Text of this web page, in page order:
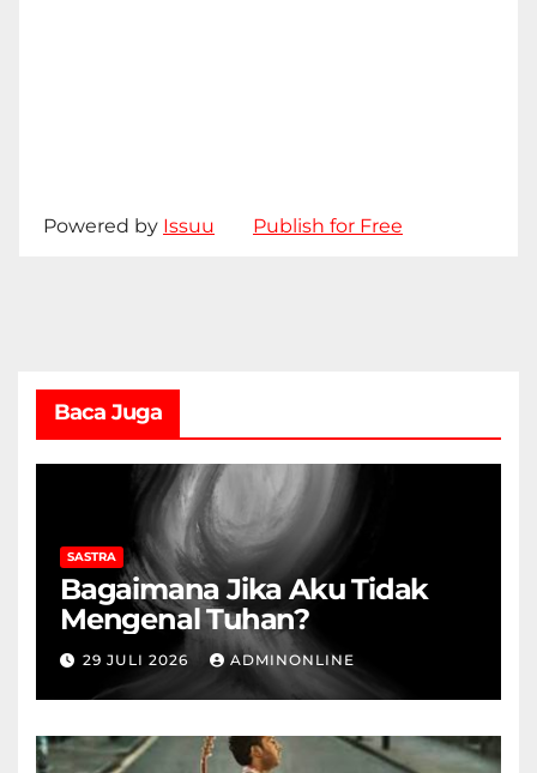
Powered by Issuu Publish for Free
Baca Juga
SASTRA
Bagaimana Jika Aku Tidak
Mengenal Tuhan?
29 JULI 2026 ADMINONLINE